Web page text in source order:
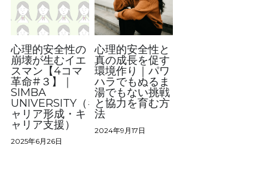
法人向けサイトはこちら
心理的安全性の
崩壊が生むイエ
スマン【4コマ
革命#３】｜
SIMBA
UNIVERSITY（キ
ャリア形成・キ
ャリア支援）
2025年6月26日
心理的安全性と
真の成長を促す
環境作り｜パワ
ハラでもぬるま
湯でもない挑戦
と協力を育む方
法
2024年9月17日